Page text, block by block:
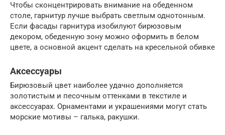
Чтобы сконцентрировать внимание на обеденном
столе, гарнитур лучше выбрать светлым однотонным.
Если фасады гарнитура изобилуют бирюзовым
декором, обеденную зону можно оформить в белом
цвете, а основной акцент сделать на кресельной обивке
Аксессуары
Бирюзовый цвет наиболее удачно дополняется
золотистым и песочным оттенками в текстиле и
аксессуарах. Орнаментами и украшениями могут стать
морские мотивы – галька, ракушки.